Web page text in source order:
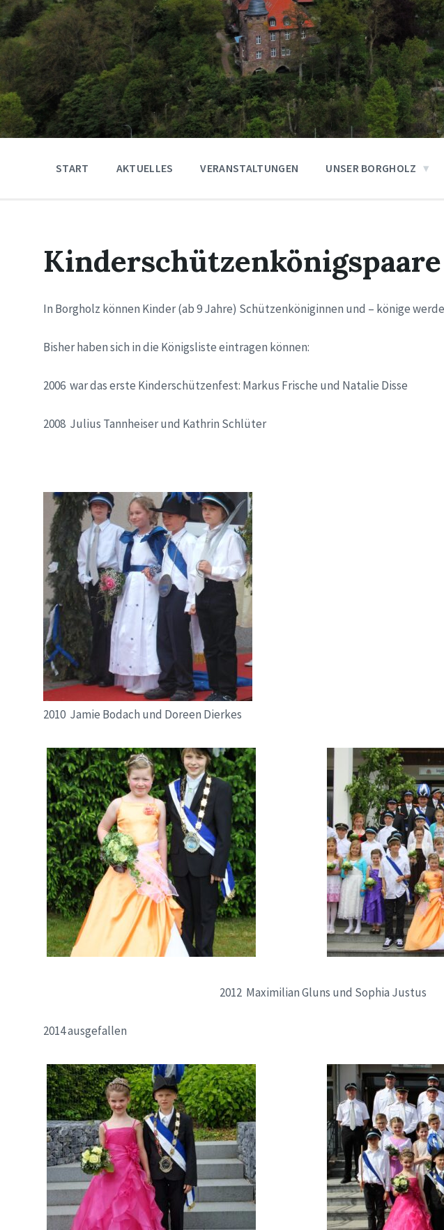
START AKTUELLES VERANSTALTUNGEN UNSER BORGHOLZ
Kinderschützenkönigspaare
In Borgholz können Kinder (ab 9 Jahre) Schützenköniginnen und – könige
Bisher haben sich in die Königsliste eintragen können:
2006 war das erste Kinderschützenfest: Markus Frische und Natalie Disse
2008 Julius Tannheiser und Kathrin Schlüter
2010 Jamie Bodach und Doreen Dierkes
2012 Maximilian Gluns und Sophia Justus
2014 ausgefallen